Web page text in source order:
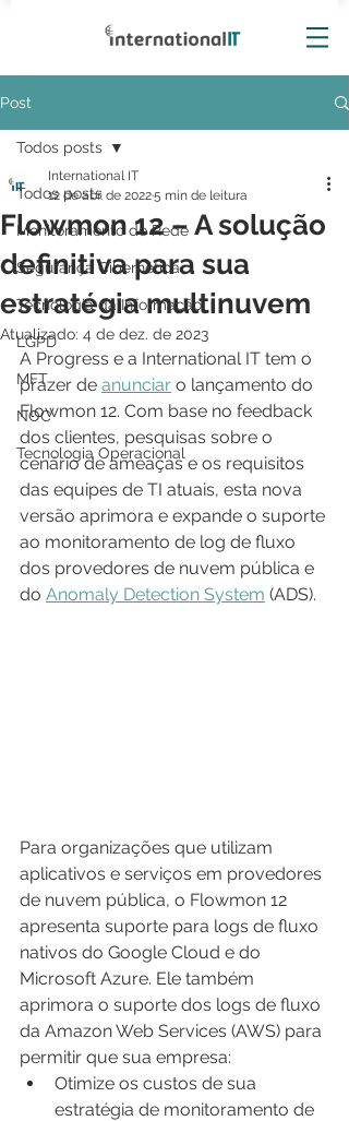
Post
Todos posts
Monitoramento de Rede
Segurança Cibernética
Tecnologia da Informação
LGPD
MFT
NOC
Tecnologia Operacional
Todos posts
Flowmon 12 – A solução
definitiva para sua
estratégia multinuvem
International IT
12 de abr. de 20225 min de leitura
Atualizado: 4 de dez. de 2023
A Progress e a International IT tem o
prazer de anunciar o lançamento do
Flowmon 12. Com base no feedback
dos clientes, pesquisas sobre o
cenário de ameaças e os requisitos
das equipes de TI atuais, esta nova
versão aprimora e expande o suporte
ao monitoramento de log de fluxo
dos provedores de nuvem pública e
do Anomaly Detection System (ADS).
Para organizações que utilizam
aplicativos e serviços em provedores
de nuvem pública, o Flowmon 12
apresenta suporte para logs de fluxo
nativos do Google Cloud e do
Microsoft Azure. Ele também
aprimora o suporte dos logs de fluxo
da Amazon Web Services (AWS) para
permitir que sua empresa:
Otimize os custos de sua
estratégia de monitoramento de